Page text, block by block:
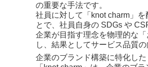
の重要な手法です。
社員に対して「knot charm」
とで、社員自身の SDGs や
企業が目指す理念を物理的な
し、結果としてサービス品質
企業のブランド構築に特化し